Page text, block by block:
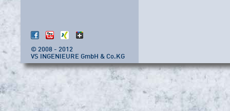
© 2008 - 2012
VS INGENIEURE GmbH & Co.KG